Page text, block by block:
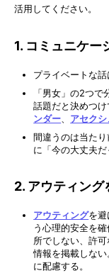
活用してください。
1. コミュニケー
プライベートな話
「男女」の2つ
話題だと決めつ
ンダー
アセク
間違うのは当た
に「今の大丈夫だ
2. アウティング
アウティングを避
う心理的安全を
所でしない、許
情報を掲載しな
に配慮する。